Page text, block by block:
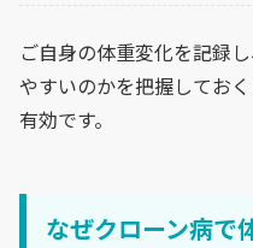
ご自身の体重変化を記録
やすいのかを把握してお
有効です。
なぜクローン病で